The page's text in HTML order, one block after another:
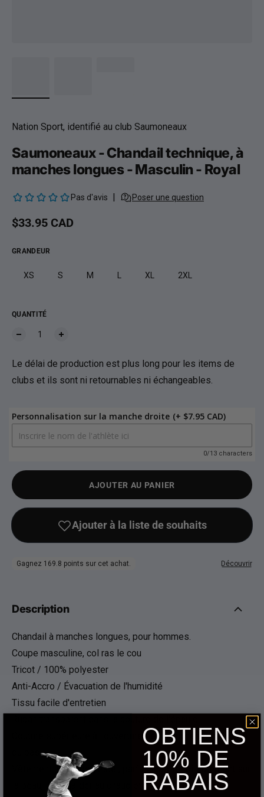
Nation Sport, identifié au club Saumoneaux
Saumoneaux - Chandail technique, à
manches longues - Masculin - Royal
Prix habituel
$33.95 CAD
GRANDEUR
XS S M XL 2XL
QUANTITÉ
Le délai de production est plus long pour les items de
clubs et ils sont ni retournables ni échangeables.
Personnalisation sur la manche droite (+ $7.95 CAD)
0/13 characters
AJOUTER AU PANIER
Description
Chandail à manches longues, pour hommes.
Coupe masculine, col ras le cou
Tricot / 100% polyester
Anti-Accro / Évacuation de l'humidité
Tissu facile d'entretien
Couture supérieure à l'ouverture des manches et à l'ourlet
du bas
Vêtement 100% polyester, parfait à porter directement sur
la peau, pour garder au chaud et évacuer l'humidité.
OBTIENS
10% DE
RABAIS